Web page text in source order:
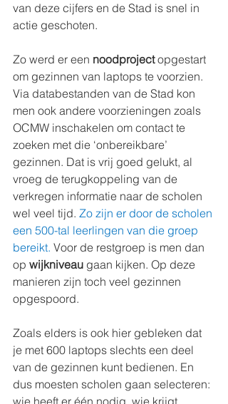
van deze cijfers en de Stad is snel in
actie geschoten.
Zo werd er een noodproject opgestart
om gezinnen van laptops te voorzien.
Via databestanden van de Stad kon
men ook andere voorzieningen zoals
OCMW inschakelen om contact te
zoeken met die ‘onbereikbare’
gezinnen. Dat is vrij goed gelukt, al
vroeg de terugkoppeling van de
verkregen informatie naar de scholen
wel veel tijd. Zo zijn er door de scholen
een 500-tal leerlingen van die groep
bereikt. Voor de restgroep is men dan
op wijkniveau gaan kijken. Op deze
manieren zijn toch veel gezinnen
opgespoord.
Zoals elders is ook hier gebleken dat
je met 600 laptops slechts een deel
van de gezinnen kunt bedienen. En
dus moesten scholen gaan selecteren:
wie heeft er één nodig, wie krijgt